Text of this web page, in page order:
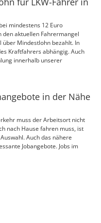
mindestens 12 Euro
den aktuellen Fahrermangel
über Mindestlohn bezahlt. In
Kraftfahrers abhängig. Auch
innerhalb unserer
in der Nähe
muss der Arbeitsort nicht
nach Hause fahren muss, ist
Auch das nähere
Jobangebote. Jobs im